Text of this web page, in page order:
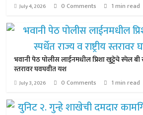
July 4, 2026 0 Comments 1 min read
भवानी पेठ पोलीस लाईनमधील प्रिशा खुट्टेचे स्पेल बी
स्तरावर घवघवीत यश
July 3, 2026 0 Comments 1 min read